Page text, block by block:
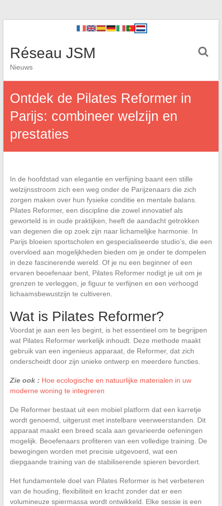
Réseau JSM
Nieuws
Ontdek de Pilates Reformer in
Parijs: combineer welzijn en
prestaties
In de hoofdstad van elegantie en verfijning baant een stille
welzijnsstroom zich een weg onder de Parijzenaars die zich
zorgen maken over hun fysieke conditie en mentale balans.
Pilates Reformer, een discipline die zowel innovatief als
geworteld is in oude praktijken, heeft de aandacht getrokken
van degenen die op zoek zijn naar lichamelijke harmonie. In
Parijs bloeien sportscholen en gespecialiseerde studio’s, die een
overvloed aan mogelijkheden bieden om je onder te dompelen
in deze fascinerende wereld. Of je nu een beginner of een
ervaren beoefenaar bent, Pilates Reformer nodigt je uit om je
grenzen te verleggen, je figuur te verfijnen en een verhoogd
lichaamsbewustzijn te cultiveren.
Wat is Pilates Reformer?
Voordat je aan een les begint, is het essentieel om te begrijpen
wat Pilates Reformer werkelijk inhoudt. Deze methode maakt
gebruik van een ingenieus apparaat, de Reformer, dat zich
onderscheidt door zijn unieke ontwerp en meerdere functies.
Zie ook : Hoe ecologische en natuurlijke materialen in uw
moderne woning te integreren
De Reformer bestaat uit een mobiel platform dat een karretje
wordt genoemd, uitgerust met instelbare veerweerstanden. Dit
apparaat maakt een breed scala aan gevarieerde oefeningen
mogelijk. Beoefenaars profiteren van een volledige training. De
bewegingen worden met precisie uitgevoerd, wat een
diepgaande training van de stabiliserende spieren bevordert.
Het fundamentele doel van Pilates Reformer is het verbeteren
van de houding, flexibiliteit en kracht zonder dat er een
volumineuze spiermassa wordt ontwikkeld. Elke sessie is een